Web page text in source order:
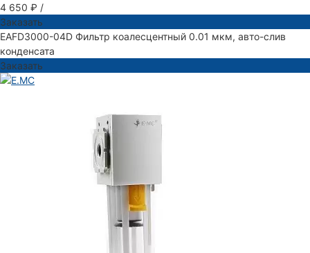
4 650 ₽ /
Заказать
EAFD3000-04D Фильтр коалесцентный 0.01 мкм, авто-слив
конденсата
Заказать